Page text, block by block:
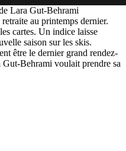
Lara Gut-Behrami
au printemps dernier.
cartes. Un indice laisse
saison sur les skis.
être le dernier grand rendez-
Behrami voulait prendre sa